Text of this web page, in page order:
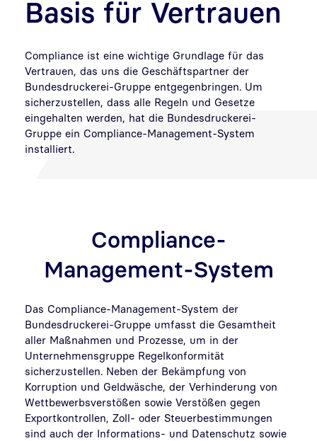
Basis für Vertrauen
Compliance ist eine wichtige Grundlage für das
Vertrauen, das uns die Geschäftspartner der
Bundesdruckerei-Gruppe entgegenbringen. Um
sicherzustellen, dass alle Regeln und Gesetze
eingehalten werden, hat die Bundesdruckerei-
Gruppe ein Compliance-Management-System
installiert.
Compliance-
Management-System
Das Compliance-Management-System der
Bundesdruckerei-Gruppe umfasst die Gesamtheit
aller Maßnahmen und Prozesse, um in der
Unternehmensgruppe Regelkonformität
sicherzustellen. Neben der Bekämpfung von
Korruption und Geldwäsche, der Verhinderung von
Wettbewerbsverstößen sowie Verstößen gegen
Exportkontrollen, Zoll- oder Steuerbestimmungen
sind auch der Informations- und Datenschutz sowie